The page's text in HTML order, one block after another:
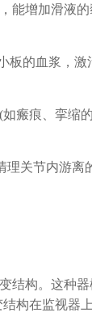
增加滑液的
的血浆，激
痕、挛缩
关节内游离
构。这种器
构在监视器